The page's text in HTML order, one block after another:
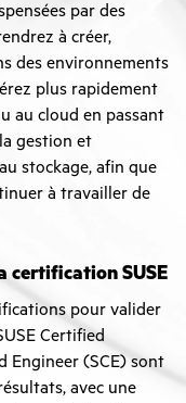
par des
à créer,
des environnements
plus rapidement
au cloud en passant
gestion et
stockage, afin que
à travailler de
certification SUSE
pour valider
Certified
Engineer (SCE) sont
avec une